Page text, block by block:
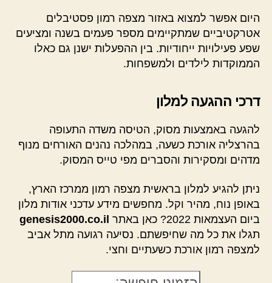
היום אפשר למצוא באזור מצפה רמון פסטיבלים
אטרקטיביים שמתקיימים מספר פעמים בשנה ומציעים
שפע פעילויות ייחודיות. בין ההפעלות ישנן גם כאלו
הממוקדות לילדים ולמשפחות.
דרכי ההגעה למלון
להגעה באמצעות מסוק, הטיסה משדה התעופה
בהרצליה אורכת כשעה, במהלכה נהנים האורחים מנוף
מדהים ומסקירות והסברים מפי טייס המסוק.
ניתן להגיע למלון בראשית מצפה רמון ממרכז הארץ,
באופן נוח, מהיר וקל. מחפשים מידע עדכני אודות מלון
ביום העצמאות 2022? כאן באתר
genesis2000.co.il
תגלו את כל מה שחיפשתם. נסיעה רגועה מתל אביב
למצפה רמון אורכת כשעתיים וחצי.